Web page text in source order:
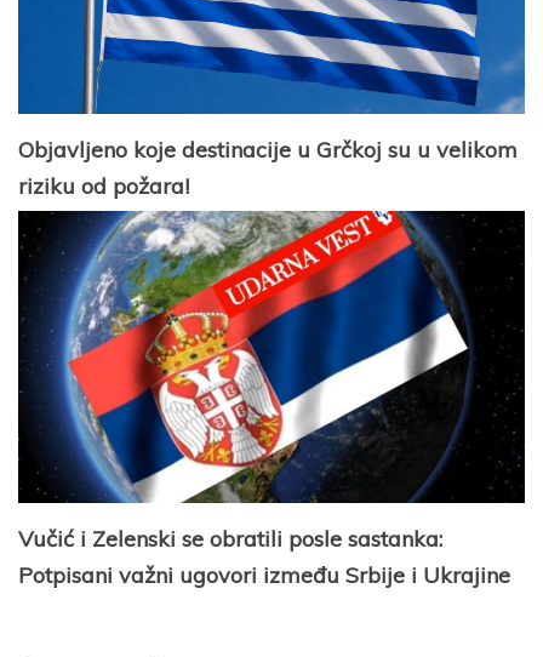
Objavljeno koje destinacije u Grčkoj su u velikom
riziku od požara!
Vučić i Zelenski se obratili posle sastanka:
Potpisani važni ugovori između Srbije i Ukrajine